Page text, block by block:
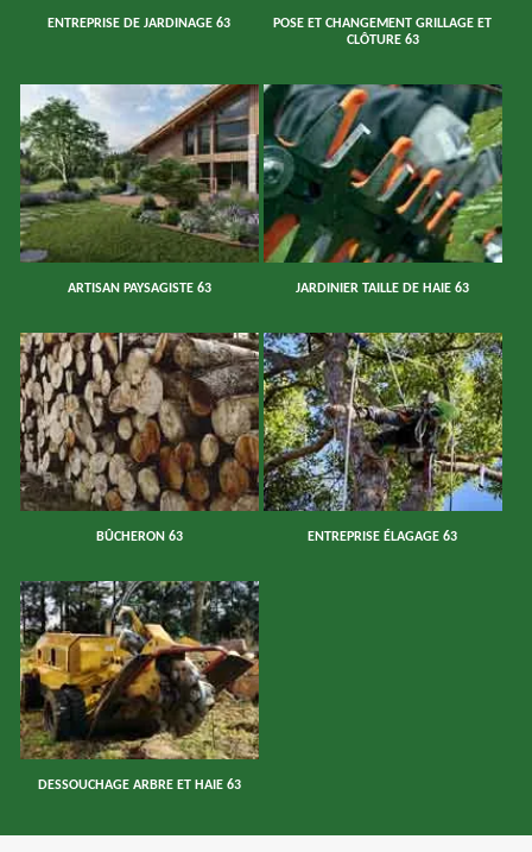
ENTREPRISE DE JARDINAGE 63
POSE ET CHANGEMENT GRILLAGE ET
CLÔTURE 63
ARTISAN PAYSAGISTE 63 JARDINIER TAILLE DE HAIE 63
BÛCHERON 63 ENTREPRISE ÉLAGAGE 63
DESSOUCHAGE ARBRE ET HAIE 63